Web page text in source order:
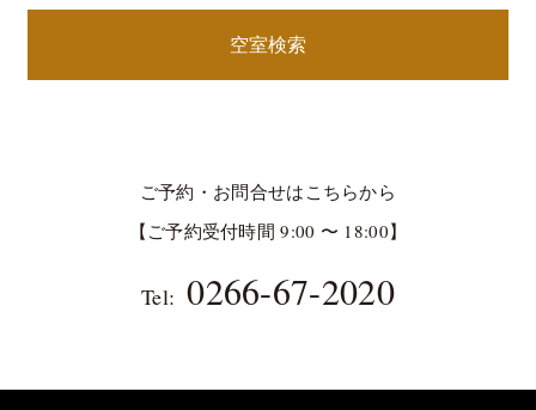
空室検索
ご予約・お問合せはこちらから
【ご予約受付時間 9:00 〜 18:00】
Tel: 0266-67-2020